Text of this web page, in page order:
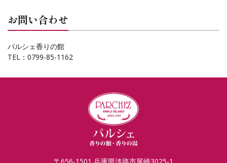
お問い合わせ
パルシェ香りの館
TEL：0799-85-1162